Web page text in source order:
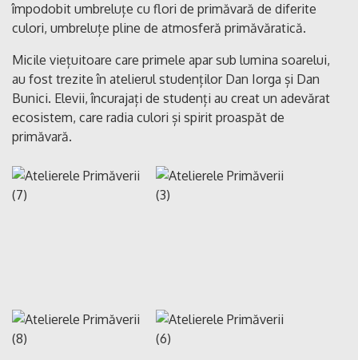
împodobit umbreluțe cu flori de primăvară de diferite
culori, umbreluțe pline de atmosferă primăvăratică.
Micile viețuitoare care primele apar sub lumina soarelui,
au fost trezite în atelierul studenților Dan Iorga și Dan
Bunici. Elevii, încurajați de studenți au creat un adevărat
ecosistem, care radia culori și spirit proaspăt de
primăvară.